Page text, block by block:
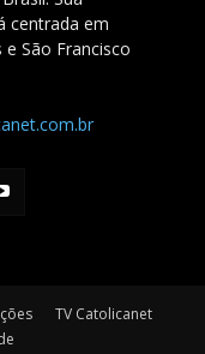
centrada em
São Francisco
TV Catolicanet